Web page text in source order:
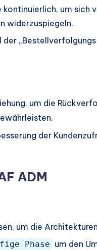
um sich
widerzuspiegeln.
um die
der
ADM
um die
Phase um den